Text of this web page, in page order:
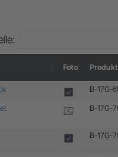
Foto
Foto B-17G-
B-17G-
B-17G-